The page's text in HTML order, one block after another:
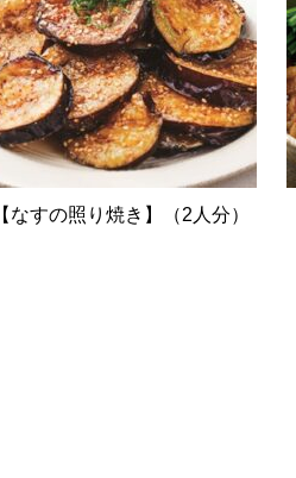
【なすの照り焼き】（2人分）